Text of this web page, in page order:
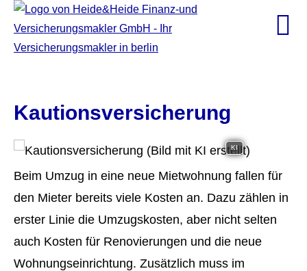
Kautionsversicherung
KI
Beim Umzug in eine neue Mietwohnung fallen für
den Mieter bereits viele Kosten an. Dazu zählen in
erster Linie die Umzugskosten, aber nicht selten
auch Kosten für Renovierungen und die neue
Wohnungseinrichtung. Zusätzlich muss im